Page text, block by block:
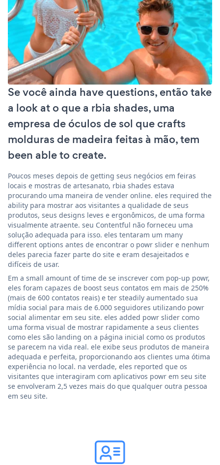
Se você ainda have questions, então take
a look at o que a rbia shades, uma
empresa de óculos de sol que crafts
molduras de madeira feitas à mão, tem
been able to create.
Poucos meses depois de getting seus negócios em feiras
locais e mostras de artesanato, rbia shades estava
procurando uma maneira de vender online. eles required the
ability para mostrar aos visitantes a qualidade de seus
produtos, seus designs leves e ergonômicos, de uma forma
visualmente atraente. seu Contentful não forneceu uma
solução adequada para isso. eles tentaram um many
different options antes de encontrar o powr slider e nenhum
deles parecia fazer parte do site e eram desajeitados e
difíceis de usar.
Em a small amount of time de se inscrever com pop-up powr,
eles foram capazes de boost seus contatos em mais de 250%
(mais de 600 contatos reais) e ter steadily aumentado sua
mídia social para mais de 6.000 seguidores utilizando powr
social alimentar em seu site. eles added powr slider como
uma forma visual de mostrar rapidamente a seus clientes
como eles são landing on a página inicial como os produtos
se parecem na vida real. ele exibe seus produtos de maneira
adequada e perfeita, proporcionando aos clientes uma ótima
experiência no local. na verdade, eles reported que os
visitantes que interagiram com aplicativos powr em seu site
se envolveram 2,5 vezes mais do que qualquer outra pessoa
em seu site.